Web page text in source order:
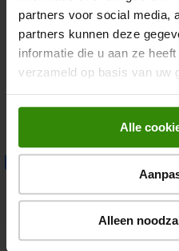
partners voor social media,
partners kunnen deze
informatie die u aan ze
verzameld op basis van uw
Alle
Alleen
4
Fritel
Friteuse